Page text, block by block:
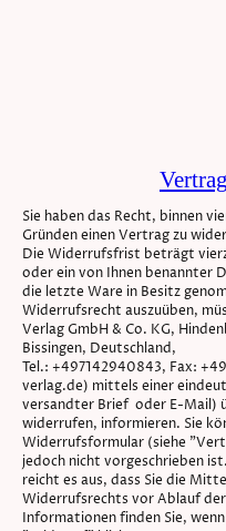
Sie haben das Recht, binnen
Gründen einen Vertrag zu
Die Widerrufsfrist beträgt
oder ein von Ihnen benannter
die letzte Ware in Besitz
Widerrufsrecht auszuüben,
Verlag GmbH & Co. KG,
Bissingen, Deutschland,
Tel.: +497142940843, Fax:
verlag.de) mittels einer
versandter Brief oder E-Mail)
widerrufen, informieren. Sie
Widerrufsformular (siehe
jedoch nicht vorgeschrieben
reicht es aus, dass Sie die
Widerrufsrechts vor Ablauf
Informationen finden Sie,